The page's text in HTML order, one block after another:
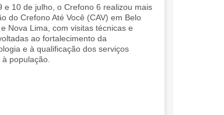
O Crefono 6 participou da 1ª Conferência Regional
da IALP, realizada em Belém (PA), reforçando a
presença da Fonoaudiologia brasileira em um dos
mais importantes espaços internacionais de
discussão sobre comunicação humana e saúde.